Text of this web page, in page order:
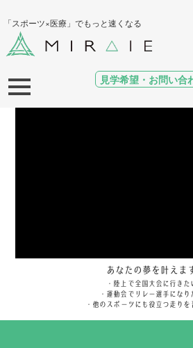
「スポーツ×医療」でもっと速くなる
見学希望・お問い合
あなたの夢を叶えま
・陸上で全国大会に行きた
・運動会でリレー選手になり
・他のスポーツにも役立つ走りを